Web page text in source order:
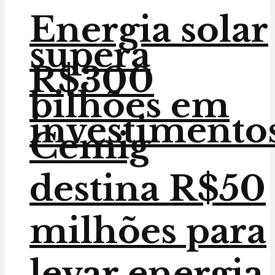
Energia solar
supera
R$300
bilhões em
Cemig
destina R$50
milhões para